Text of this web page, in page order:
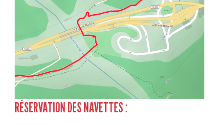
RÉSERVATION DES NAVETTES :